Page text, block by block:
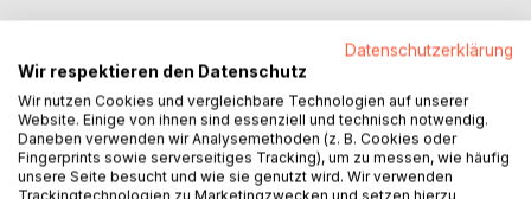
presents evidence illustrating that the United States'
approach toward the Caspian Sea region between 1991 and
2001 was governed by idealistic principles rather than
balance of power considerations. That was led by the false
notion that democratic Russia would act in accordance
with US goals.
Datenschutzerklärung
Wir respektieren den Datenschutz
Wir nutzen Cookies und vergleichbare Technologien auf unserer
Website. Einige von ihnen sind essenziell und technisch notwendig.
Daneben verwenden wir Analysemethoden (z. B. Cookies oder
Fingerprints sowie serverseitiges Tracking), um zu messen, wie häufig
unsere Seite besucht und wie sie genutzt wird. Wir verwenden
Trackingtechnologien zu Marketingzwecken und setzen hierzu